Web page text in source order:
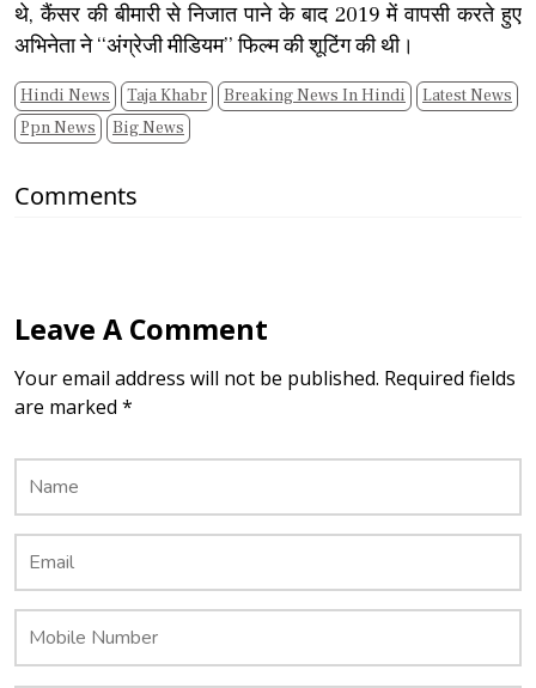
थे, कैंसर की बीमारी से निजात पाने के बाद 2019 में वापसी करते हुए
अभिनेता ने ‘‘अंग्रेजी मीडियम’’ फिल्म की शूटिंग की थी।
Hindi News Taja Khabr Breaking News In Hindi
Latest News
Ppn News
Big News
Comments
Leave A Comment
Your email address will not be published. Required fields
are marked *